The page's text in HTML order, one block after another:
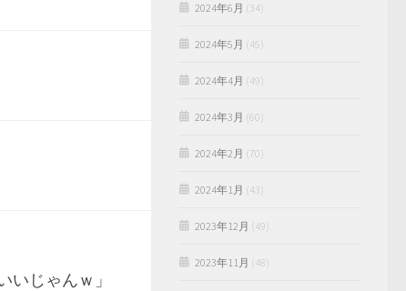
いじゃんｗ」
2024年6月 (34)
2024年5月 (45)
2024年4月 (49)
2024年3月 (60)
2024年2月 (70)
2024年1月 (43)
2023年12月 (49)
2023年11月 (48)